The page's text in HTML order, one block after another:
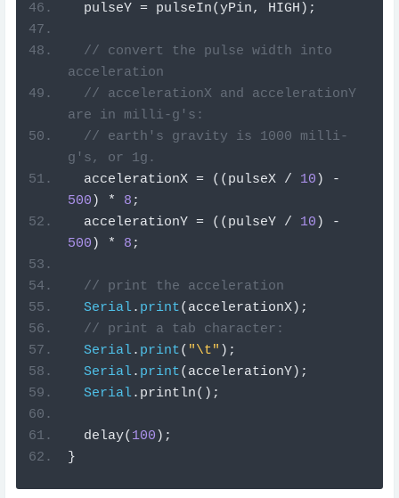
  pulseY
= pulseIn(yPin, HIGH );
// convert the pulse width into
acceleration
// accelerationX and accelerationY
are in milli-g's:
// earth's gravity is 1000 milli-
g's, or 1g.
  accelerationX
= (( pulseX / 10 )
-
500 ) * 8 ;
  accelerationY
= (( pulseY / 10 )
-
500 ) * 8 ;
// print the acceleration
Serial. print( accelerationX);
// print a tab character:
Serial. print( "\t" );
Serial. print( accelerationY);
Serial. println();
  delay
( 100 );
}